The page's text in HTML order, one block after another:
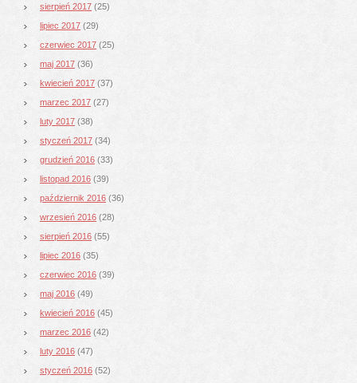
sierpień 2017 (25)
lipiec 2017 (29)
czerwiec 2017 (25)
maj 2017 (36)
kwiecień 2017 (37)
marzec 2017 (27)
luty 2017 (38)
styczeń 2017 (34)
grudzień 2016 (33)
listopad 2016 (39)
październik 2016 (36)
wrzesień 2016 (28)
sierpień 2016 (55)
lipiec 2016 (35)
czerwiec 2016 (39)
maj 2016 (49)
kwiecień 2016 (45)
marzec 2016 (42)
luty 2016 (47)
styczeń 2016 (52)